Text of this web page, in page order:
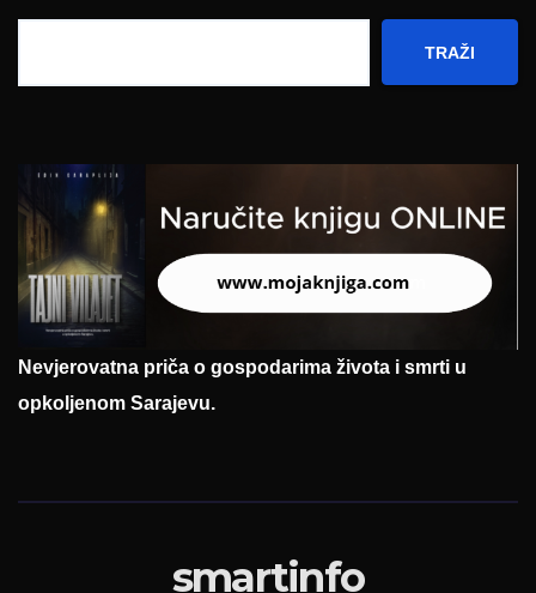
TRAŽI
Nevjerovatna priča o gospodarima života i smrti u
opkoljenom Sarajevu.
smartinfo